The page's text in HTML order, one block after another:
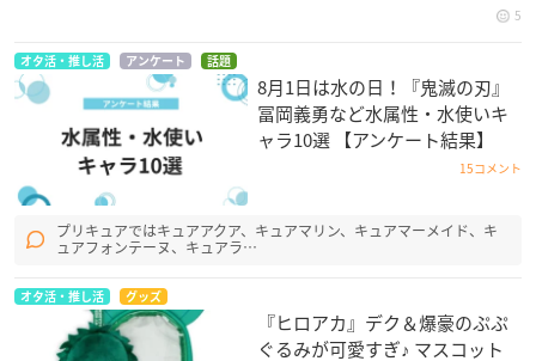
5
オタ活・推し活 アンケート 話題
8月1日は水の日！『鬼滅の刃』
冨岡義勇など水属性・水使いキ
ャラ10選 【アンケート結果】
15コメント
プリキュアではキュアアクア、キュアマリン、キュアマーメイド、キ
ュアフォンテーヌ、キュアラ…
オタ活・推し活 グッズ
『ヒロアカ』デク＆爆豪のぷぷ
ぐるみが可愛すぎ♪ マスコット